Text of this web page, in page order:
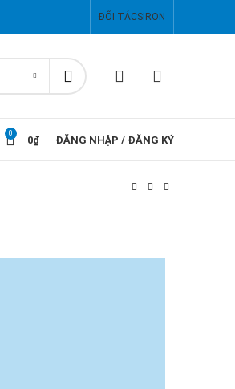
ĐỐI TÁCSIRON
0
0₫ ĐĂNG NHẬP / ĐĂNG KÝ